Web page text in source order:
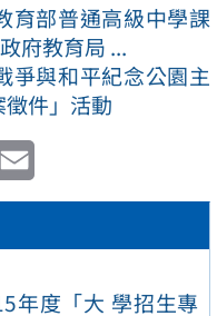
年度「大 學招生專
育部普通高級中學課
府教育局 ...
爭與和平紀念公園主
件」活動